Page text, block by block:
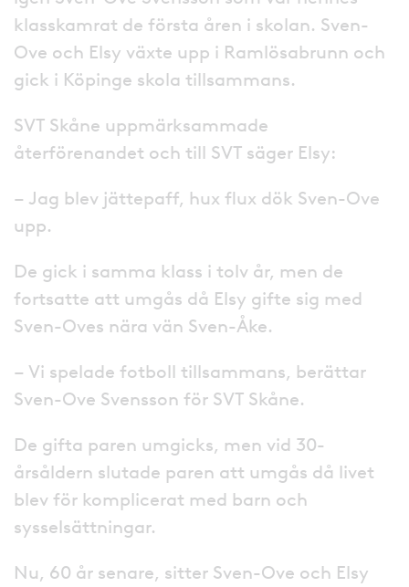
klasskamrat de första åren i skolan. Sven-
Ove och Elsy växte upp i Ramlösabrunn och
gick i Köpinge skola tillsammans.
SVT Skåne uppmärksammade
återförenandet och till SVT säger Elsy:
– Jag blev jättepaff, hux flux dök Sven-Ove
upp.
De gick i samma klass i tolv år, men de
fortsatte att umgås då Elsy gifte sig med
Sven-Oves nära vän Sven-Åke.
– Vi spelade fotboll tillsammans, berättar
Sven-Ove Svensson för SVT Skåne.
De gifta paren umgicks, men vid 30-
årsåldern slutade paren att umgås då livet
blev för komplicerat med barn och
sysselsättningar.
Nu, 60 år senare, sitter Sven-Ove och Elsy